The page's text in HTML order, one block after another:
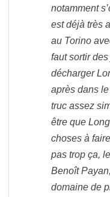
notamment
est déjà très
au Torino
faut sortir
décharger
après dans
truc assez
être que
choses à
pas trop ça,
Benoît
domaine de